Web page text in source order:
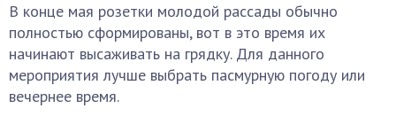
В конце мая розетки молодой рассады обычно
полностью сформированы, вот в это время их
начинают высаживать на грядку. Для данного
мероприятия лучше выбрать пасмурную погоду или
вечернее время.